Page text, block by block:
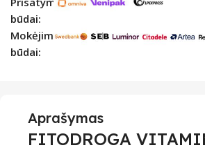
būdai:
Mokėjimo
būdai:
Aprašymas
FITODROGA